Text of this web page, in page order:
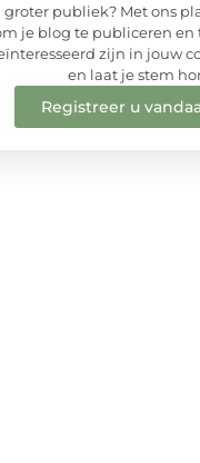
groter publiek? Met ons
je blog te publiceren en
zijn in jouw
en laat je stem
Registreer u